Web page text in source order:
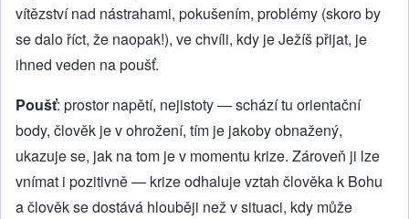
vítězství nad nástrahami, pokušením, problémy (skoro by
se dalo říct, že naopak!), ve chvíli, kdy je Ježíš přijat, je
ihned veden na poušť.
Poušť: prostor napětí, nejistoty — schází tu orientační
body, člověk je v ohrožení, tím je jakoby obnažený,
ukazuje se, jak na tom je v momentu krize. Zároveň ji lze
vnímat i pozitivně — krize odhaluje vztah člověka k Bohu
a člověk se dostává hlouběji než v situaci, kdy může